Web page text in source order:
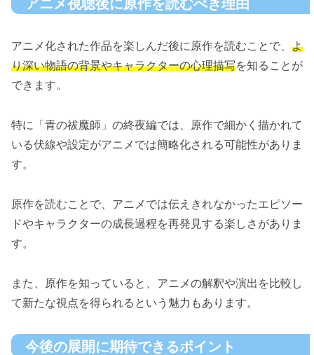
アニメ視聴後に原作を読むべき理由
アニメ化された作品を楽しんだ後に原作を読むことで、 よ
り深い物語の背景やキャラクターの心理描写を知ることが
できます。
特に「青の祓魔師」の終夜編では、原作で細かく描かれて
いる伏線や設定がアニメでは簡略化される可能性がありま
す。
原作を読むことで、アニメでは伝えきれなかったエピソー
ドやキャラクターの成長過程を再発見する楽しさがありま
す。
また、原作を知っていると、アニメの解釈や演出を比較し
て新たな視点を得られるという魅力もあります。
今後の展開に期待できるポイント